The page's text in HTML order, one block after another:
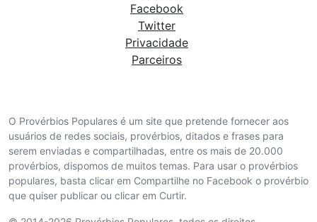
O Provérbios Populares é um site que pretende fornecer aos
usuários de redes sociais, provérbios, ditados e frases para
serem enviadas e compartilhadas, entre os mais de 20.000
provérbios, dispomos de muitos temas. Para usar o provérbios
populares, basta clicar em Compartilhe no Facebook o provérbio
que quiser publicar ou clicar em Curtir.
Facebook
Twitter
Privacidade
Parceiros